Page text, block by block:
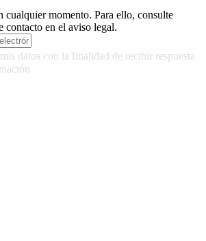
cualquier momento. Para ello, consulte
contacto en el aviso legal.
datos con la finalidad de recibir respuesta